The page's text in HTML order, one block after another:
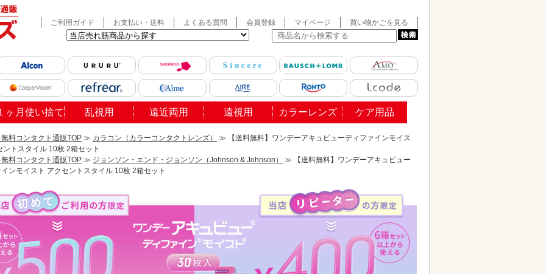
ご利用ガイド お支払い・送料 よくある質問 会員登録 マイページ 買い物かごを見る
ヶ月使い捨て 乱視用 遠近両用 遠視用 カラーレンズ ケア用品
料コンタクト通販TOP ≫ カラコン（カラーコンタクトレンズ）
≫ 【送料無料】ワンデーアキュビューディファインモイス
ントスタイル 10枚 2箱セット
料コンタクト通販TOP ≫ ジョンソン・エンド・ジョンソン（Johnson & Johnson）
≫ 【送料無料】ワンデーアキュビュー
ンモイスト アクセントスタイル 10枚 2箱セット